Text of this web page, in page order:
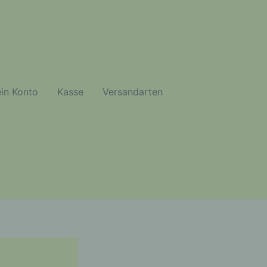
Konto Kasse Versandarten